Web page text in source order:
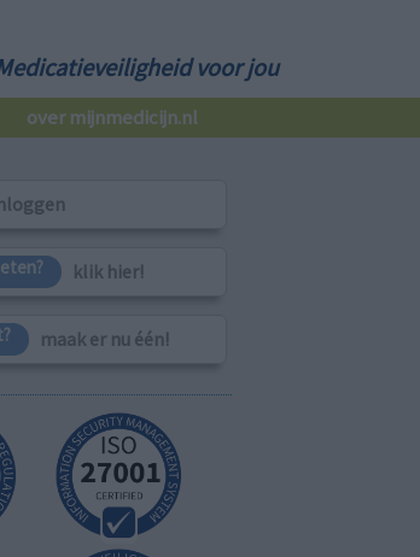
voor jou
over mijnmedicijn.nl
klik hier!
maak er nu één!